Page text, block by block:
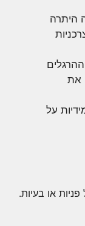
היתרה
את
על
או בעיות.